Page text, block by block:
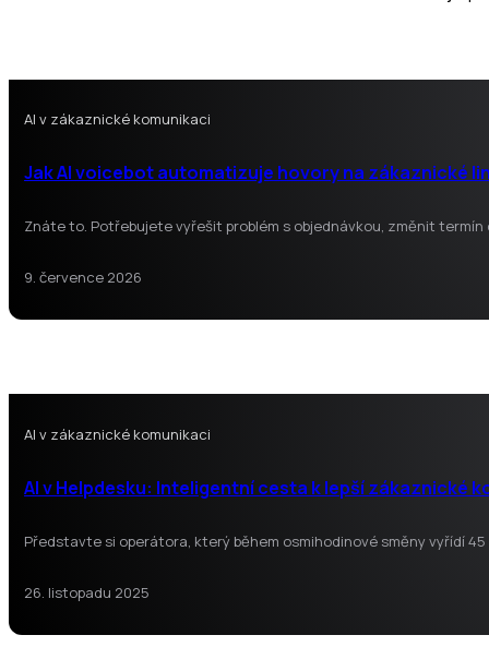
AI v zákaznické komunikaci
Jak AI voicebot automatizuje hovory na zákaznické
Znáte to. Potřebujete vyřešit problém s objednávkou, změnit
9. července 2026
AI v zákaznické komunikaci
AI v Helpdesku: Inteligentní cesta k lepší zákaznické
Představte si operátora, který během osmihodinové směny vyřídí
26. listopadu 2025